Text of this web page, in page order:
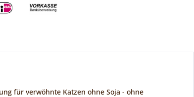
für verwöhnte Katzen ohne Soja - ohne